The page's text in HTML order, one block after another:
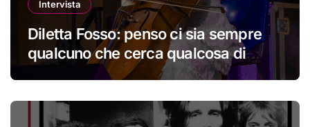
Intervista
Diletta Fosso: penso ci sia sempre
qualcuno che cerca qualcosa di